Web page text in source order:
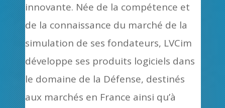
innovante. Née de la compétence et
de la connaissance du marché de la
simulation de ses fondateurs, LVCim
développe ses produits logiciels dans
le domaine de la Défense, destinés
aux marchés en France ainsi qu’à